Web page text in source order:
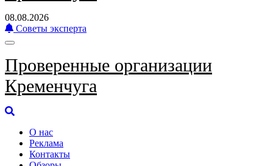
08.08.2026
Советы эксперта
Проверенные организации
Кременчуга
О нас
Реклама
Контакты